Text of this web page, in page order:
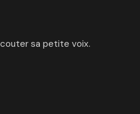
sa petite voix.